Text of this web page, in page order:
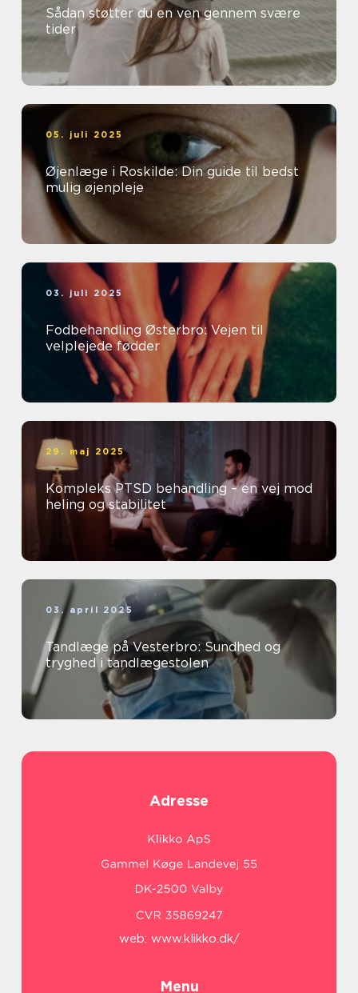
Sådan støtter du en ven gennem svære
tider
05. juli 2025
Øjenlæge i Roskilde: Din guide til bedst
mulig øjenpleje
03. juli 2025
Fodbehandling Østerbro: Vejen til
velplejede fødder
29. maj 2025
Kompleks PTSD behandling – en vej mod
heling og stabilitet
03. april 2025
Tandlæge på Vesterbro: Sundhed og
tryghed i tandlægestolen
Adresse
web: www.klikko.dk/
Menu